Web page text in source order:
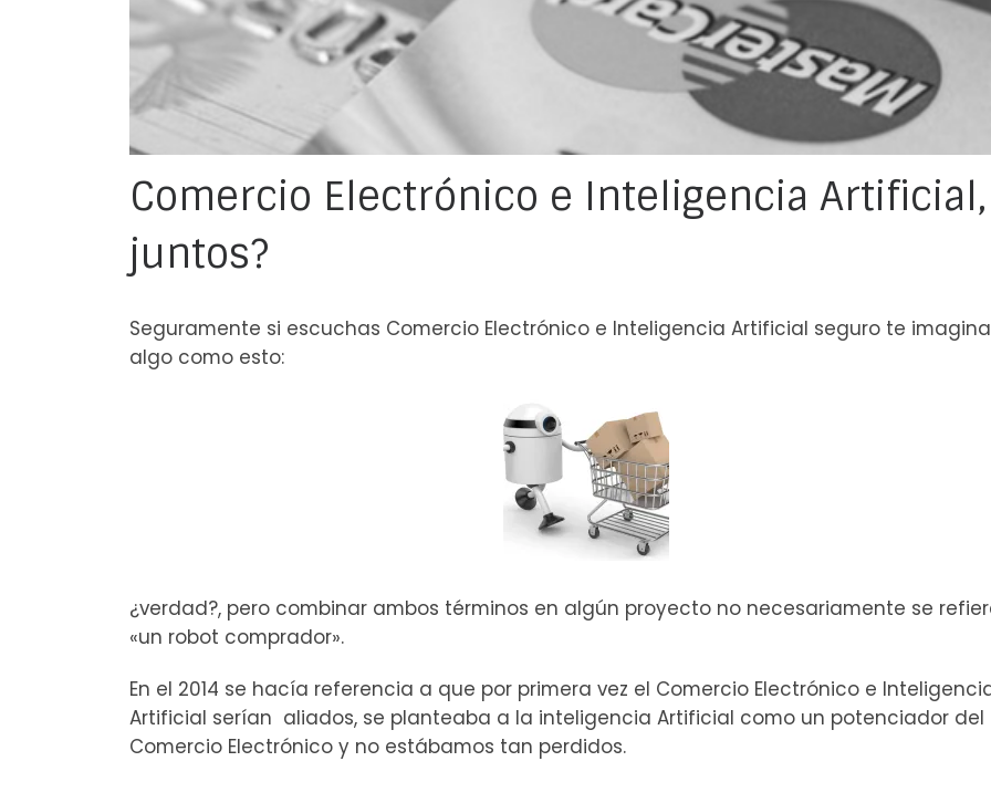
Comercio Electrónico e Inteligencia Artificial,
juntos?
Seguramente si escuchas Comercio Electrónico e Inteligencia Artificial seguro te
algo como esto:
¿verdad?, pero combinar ambos términos en algún proyecto no necesariamente se
«un robot comprador».
En el 2014 se hacía referencia a que por primera vez el Comercio Electrónico e
Artificial serían aliados, se planteaba a la inteligencia Artificial como un potenciador del
Comercio Electrónico y no estábamos tan perdidos.